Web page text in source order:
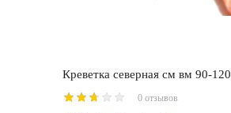
Креветка северная см вм 90-120
0 отзывов